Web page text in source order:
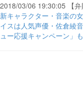
2018/03/06 19:30:05 【弁
新キャラクター・音楽の
イスは人気声優・佐倉綾
ュー応援キャンペーン」